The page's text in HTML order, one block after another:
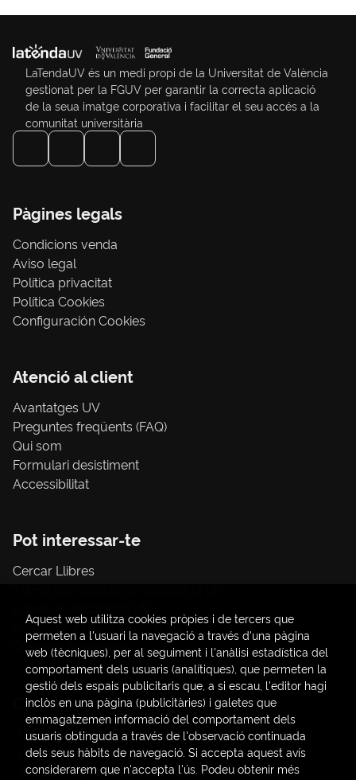
LaTendaUV és un medi propi de la Universitat de València
gestionat per la FGUV per garantir la correcta aplicació
de la seua imatge corporativa i facilitar el seu accés a la
comunitat universitària
Pàgines legals
Condicions venda
Aviso legal
Política privacitat
Política Cookies
Configuración Cookies
Atenció al client
Avantatges UV
Preguntes freqüents (FAQ)
Qui som
Formulari desistiment
Accessibilitat
Pot interessar-te
Cercar Llibres
Papereria / material d'oficina
Consum Sostenible
Contacte
C/ Amadeo de Saboya, 4
(+34) 963828968
latendauv@fundacio.es
Aquest web utilitza cookies pròpies i de tercers que
permeten a l'usuari la navegació a través d'una pàgina
web (tècniques), per al seguiment i l'anàlisi estadística del
comportament dels usuaris (analítiques), que permeten la
gestió dels espais publicitaris que, a si escau, l'editor hagi
inclòs en una pàgina (publicitàries) i galetes que
emmagatzemen informació del comportament dels
usuaris obtinguda a través de l'observació continuada
dels seus hàbits de navegació. Si accepta aquest avís
considerarem que n'accepta l'ús. Podeu obtenir més